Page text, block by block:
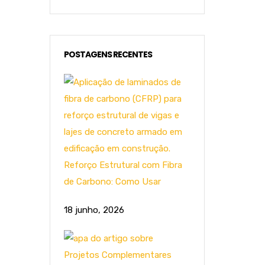
POSTAGENS RECENTES
Reforço Estrutural com Fibra
de Carbono: Como Usar
18 junho, 2026